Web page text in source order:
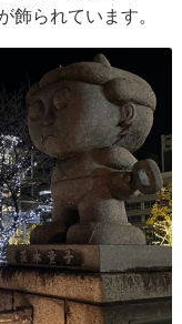
飾られています。